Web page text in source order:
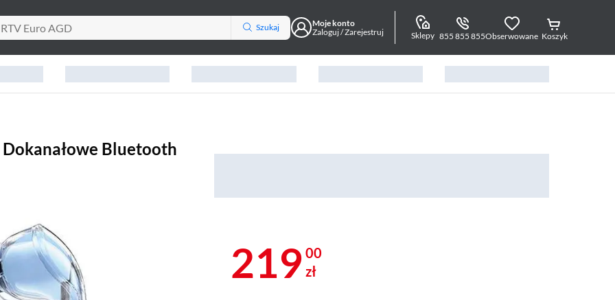
Szukaj
Moje konto
Zaloguj / Zarejestruj
Sklepy 855 855 855Obserwowane Koszyk
Bluetooth
219 00
zł